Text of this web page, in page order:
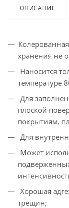
ОПИСАНИЕ
хранения не
Наносится
температуре
Для
плоской
покрытиям,
Для
Может
Хорошая
трещин;